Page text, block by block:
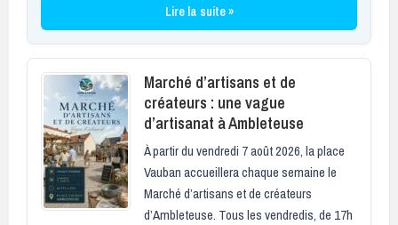
Lire la suite »
Marché d’artisans et de
créateurs : une vague
d’artisanat à Ambleteuse
À partir du vendredi 7 août 2026, la place
Vauban accueillera chaque semaine le
Marché d’artisans et de créateurs
d’Ambleteuse. Tous les vendredis, de 17h